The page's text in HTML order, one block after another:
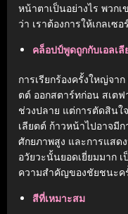
หน้าตาเป็นอย่างไร พวก
ว่า เราต้องการให้เกลเซอ
คล็อปป์พูดถูกกับเอลเลี
การเรียกร้องครั้งใหญ่จา
ตต์ ออกสตาร์ทก่อน สเตฟ
ช่วงปลาย แต่การตัดสินใ
เลียตต์ ก้าวหน้าไปอาจมี
ศักยภาพสูง และการแสด
อวัยวะนั้นยอดเยี่ยมมาก
ความสำคัญของชัยชนะค
สีที่เหมาะสม